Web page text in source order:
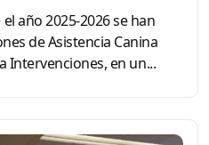
año 2025-2026 se han
de Asistencia Canina
Intervenciones, en un...